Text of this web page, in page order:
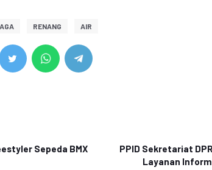
RENANG AIR
Sepeda BMX
PPID Sekretariat
Layanan